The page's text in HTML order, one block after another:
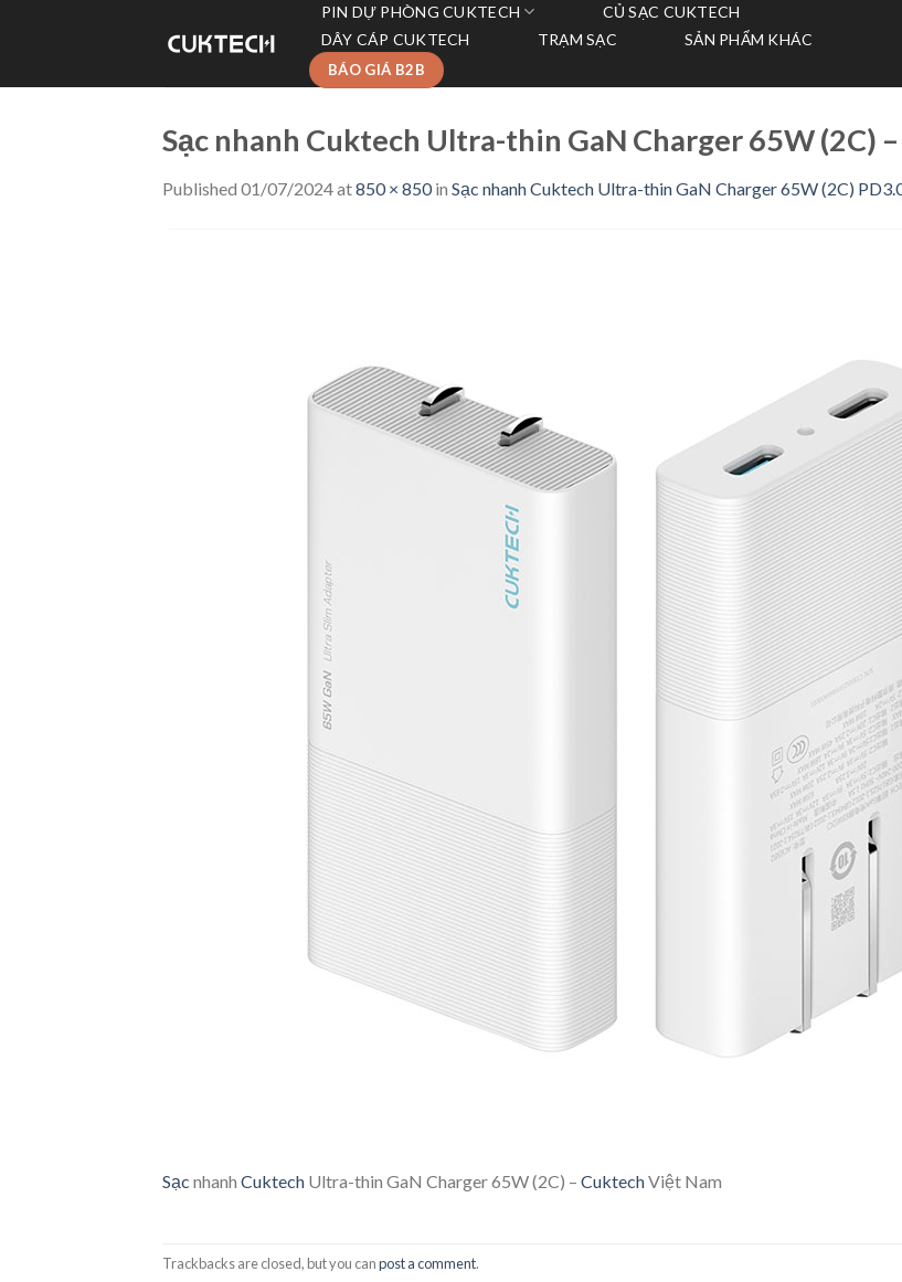
PIN DỰ PHÒNG CUKTECH
CỦ SẠC CUKTECH
DÂY CÁP CUKTECH
TRẠM SẠC SẢN PHẨM KHÁC
BÁO GIÁ B2B
Sạc nhanh Cuktech Ultra-thin GaN Charger 65W (2C)
Published 01/07/2024at850 × 850in Sạc nhanh Cuktech Ultra-thin GaN Charger 65W (2C)
Sạc nhanh Cuktech Ultra-thin GaN Charger 65W (2C) – CuktechViệt Nam
Trackbacks are closed, but you canpost a comment.